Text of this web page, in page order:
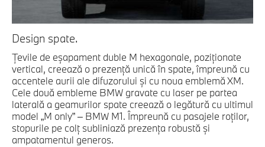
Design spate.
Ţevile de eşapament duble M hexagonale, poziţionate
vertical, creează o prezenţă unică în spate, împreună cu
accentele aurii ale difuzorului şi cu noua emblemă XM.
Cele două embleme BMW gravate cu laser pe partea
laterală a geamurilor spate creează o legătură cu ultimul
model „M only” – BMW M1. Împreună cu pasajele roţilor,
stopurile pe colţ subliniază prezenţa robustă şi
ampatamentul generos.